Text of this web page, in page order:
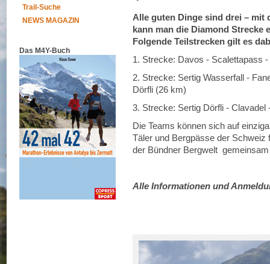
Trail-Suche
NEWS MAGAZIN
Das M4Y-Buch
Alle guten Dinge sind drei – mit
kann man die Diamond Strecke
Folgende Teilstrecken gilt es
1. Strecke: Davos - Scalettapass
2. Strecke: Sertig Wasserfall -
Dörfli (26 km)
3. Strecke: Sertig Dörfli - Clavadel
Die Teams können sich auf
Täler und Bergpässe der Schweiz
der Bündner Bergwelt
Alle Informationen und